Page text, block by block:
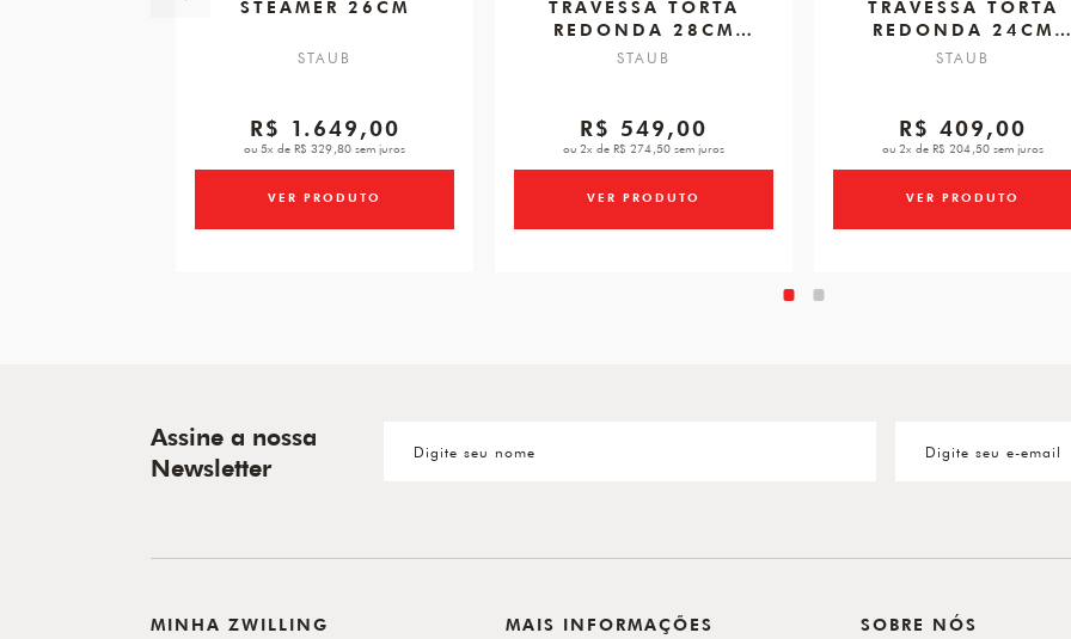
STEAMER 26CM
STAUB
R$ 1.649,00
ou 5x de R$ 329,80 sem juros
VER PRODUTO
TRAVESSA TORTA
REDONDA 28CM
CEREJA
STAUB
R$ 549,00
ou 2x de R$ 274,50 sem juros
VER PRODUTO
TRAVESSA TORTA
REDONDA 24CM
CEREJA
STAUB
R$ 409,00
ou 2x de R$ 204,50 sem juros
VER PRODUTO
Assine a nossa
Newsletter
MINHA ZWILLING MAIS INFORMAÇÕES SOBRE NÓS